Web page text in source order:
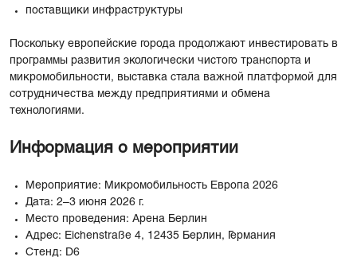
поставщики инфраструктуры
Поскольку европейские города продолжают инвестировать в
программы развития экологически чистого транспорта и
микромобильности, выставка стала важной платформой для
сотрудничества между предприятиями и обмена
технологиями.
Информация о мероприятии
Мероприятие: Микромобильность Европа 2026
Дата: 2–3 июня 2026 г.
Место проведения: Арена Берлин
Адрес: Eichenstraße 4, 12435 Берлин, Германия
Стенд: D6